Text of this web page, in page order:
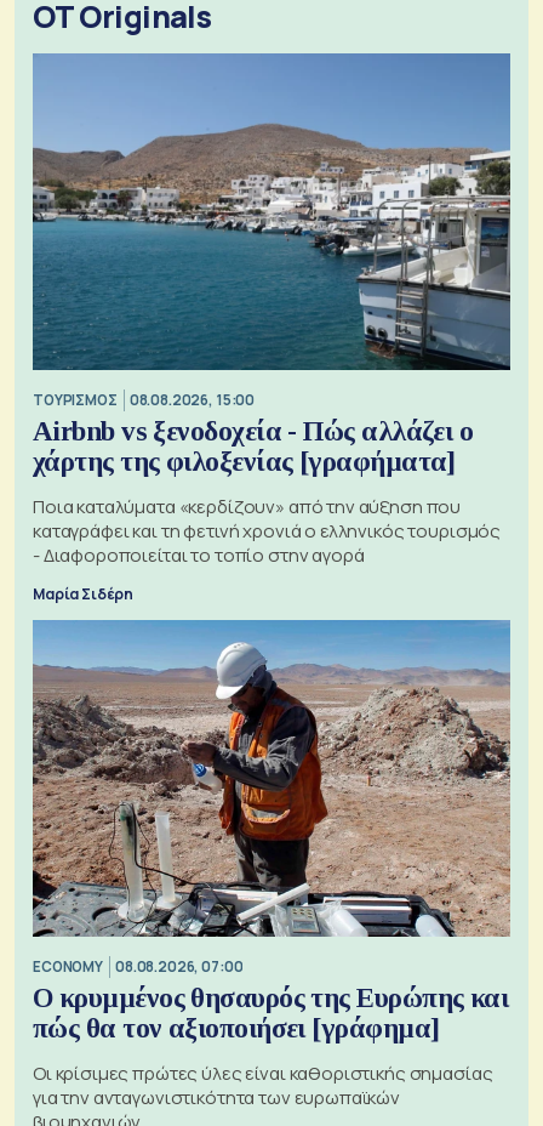
OT Originals
ΤΟΥΡΙΣΜΟΣ 08.08.2026, 15:00
Airbnb vs ξενοδοχεία - Πώς αλλάζει ο
χάρτης της φιλοξενίας [γραφήματα]
Ποια καταλύματα «κερδίζουν» από την αύξηση που
καταγράφει και τη φετινή χρονιά ο ελληνικός τουρισμός
- Διαφοροποιείται το τοπίο στην αγορά
Μαρία Σιδέρη
ECONOMY 08.08.2026, 07:00
Ο κρυμμένος θησαυρός της Ευρώπης και
πώς θα τον αξιοποιήσει [γράφημα]
Οι κρίσιμες πρώτες ύλες είναι καθοριστικής σημασίας
για την ανταγωνιστικότητα των ευρωπαϊκών